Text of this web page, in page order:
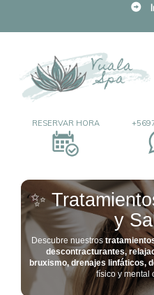
RESERVAR HORA
✨
y
Descubre nuestros
descontracturantes,
bruxismo, drenajes linfáticos,
físico y mental